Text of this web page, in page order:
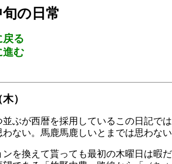
旬の日常
戻る
進む
）
ぶが西暦を採用しているこの日記で
ない。馬鹿馬鹿しいとまでは思わな
を換えて貰っても最初の木曜日は暇